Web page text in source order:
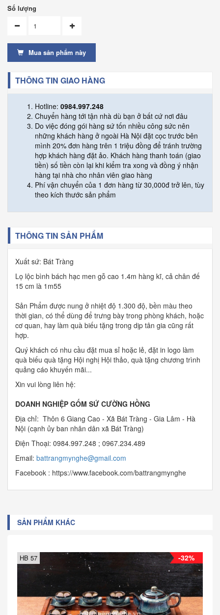
Số lượng
Mua sản phẩm này
THÔNG TIN GIAO HÀNG
Hotline: 0984.997.248
Chuyển hàng tới tận nhà dù bạn ở bất cứ nơi đâu
Do việc đóng gói hàng sứ tốn nhiều công sức nên
những khách hàng ở ngoài Hà Nội đặt cọc trước bên
mình 20% đơn hàng trên 1 triệu đồng để tránh trường
hợp khách hàng đặt ảo. Khách hàng thanh toán (giao
tiền) số tiền còn lại khi kiểm tra xong và đồng ý nhận
hàng tại nhà cho nhân viên giao hàng
Phí vận chuyển của 1 đơn hàng từ 30,000đ trở lên, tùy
theo kích thước sản phẩm
THÔNG TIN SẢN PHẨM
Xuất sứ: Bát Tràng
Lọ lộc bình bách hạc men gỗ cao 1.4m hàng kĩ, cả chân đế
15 cm là 1m55
Sản Phẩm được nung ở nhiệt độ 1.300 độ, bền màu theo
thời gian, có thể dùng để trưng bày trong phòng khách, hoặc
cơ quan, hay làm quà biếu tặng trong dịp tân gia cũng rất
hợp.
Quý khách có nhu cầu đặt mua sỉ hoặc lẻ, đặt in logo làm
quà biếu quà tặng Hội nghị Hội thảo, quà tặng chương trình
quảng cáo khuyến mãi...
Xin vui lòng liên hệ:
DOANH NGHIỆP GỐM SỨ CƯỜNG HỒNG
Địa chỉ: Thôn 6 Giang Cao - Xã Bát Tràng - Gia Lâm - Hà
Nội (cạnh ủy ban nhân dân xã Bát Tràng)
Điện Thoại: 0984.997.248 ; 0967.234.489
Email: battrangmynghe@gmail.com
Facebook : https://www.facebook.com/battrangmynghe
SẢN PHẨM KHÁC
-32%
HB 57